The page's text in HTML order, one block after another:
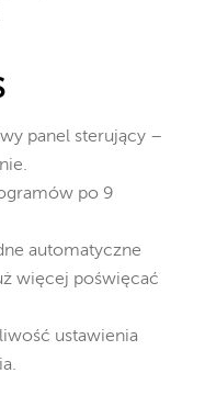
panel sterujący –
po 9
automatyczne
więcej poświęcać
ustawienia